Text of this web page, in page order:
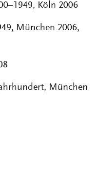
Köln 2006
München 2006,
München